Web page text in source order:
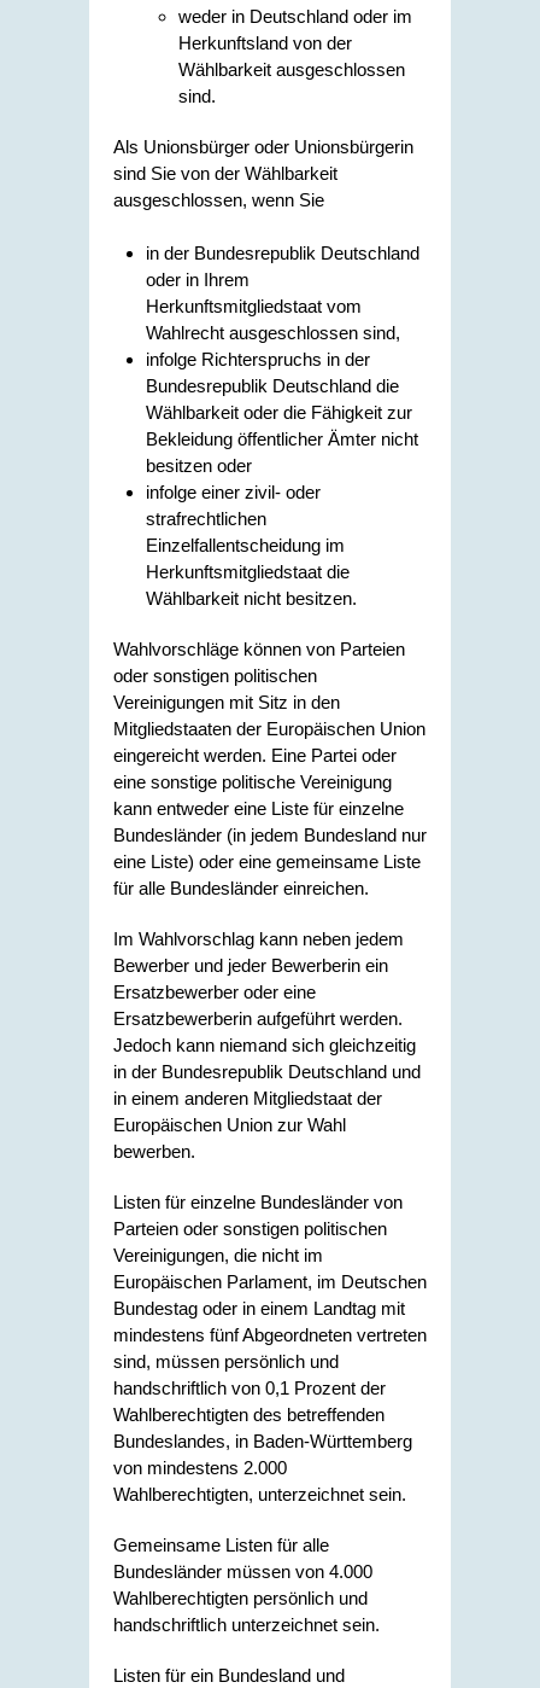
weder in Deutschland oder im
Herkunftsland von der
Wählbarkeit ausgeschlossen
sind.
Als Unionsbürger oder Unionsbürgerin
sind Sie von der Wählbarkeit
ausgeschlossen, wenn Sie
in der Bundesrepublik Deutschland
oder in Ihrem
Herkunftsmitgliedstaat vom
Wahlrecht ausgeschlossen sind,
infolge Richterspruchs in der
Bundesrepublik Deutschland die
Wählbarkeit oder die Fähigkeit zur
Bekleidung öffentlicher Ämter nicht
besitzen oder
infolge einer zivil- oder
strafrechtlichen
Einzelfallentscheidung im
Herkunftsmitgliedstaat die
Wählbarkeit nicht besitzen.
Wahlvorschläge können von Parteien
oder sonstigen politischen
Vereinigungen mit Sitz in den
Mitgliedstaaten der Europäischen Union
eingereicht werden. Eine Partei oder
eine sonstige politische Vereinigung
kann entweder eine Liste für einzelne
Bundesländer (in jedem Bundesland nur
eine Liste) oder eine gemeinsame Liste
für alle Bundesländer einreichen.
Im Wahlvorschlag kann neben jedem
Bewerber und jeder Bewerberin ein
Ersatzbewerber oder eine
Ersatzbewerberin aufgeführt werden.
Jedoch kann niemand sich gleichzeitig
in der Bundesrepublik Deutschland und
in einem anderen Mitgliedstaat der
Europäischen Union zur Wahl
bewerben.
Listen für einzelne Bundesländer von
Parteien oder sonstigen politischen
Vereinigungen, die nicht im
Europäischen Parlament, im Deutschen
Bundestag oder in einem Landtag mit
mindestens fünf Abgeordneten vertreten
sind, müssen persönlich und
handschriftlich von 0,1 Prozent der
Wahlberechtigten des betreffenden
Bundeslandes, in Baden-Württemberg
von mindestens 2.000
Wahlberechtigten, unterzeichnet sein.
Gemeinsame Listen für alle
Bundesländer müssen von 4.000
Wahlberechtigten persönlich und
handschriftlich unterzeichnet sein.
Listen für ein Bundesland und